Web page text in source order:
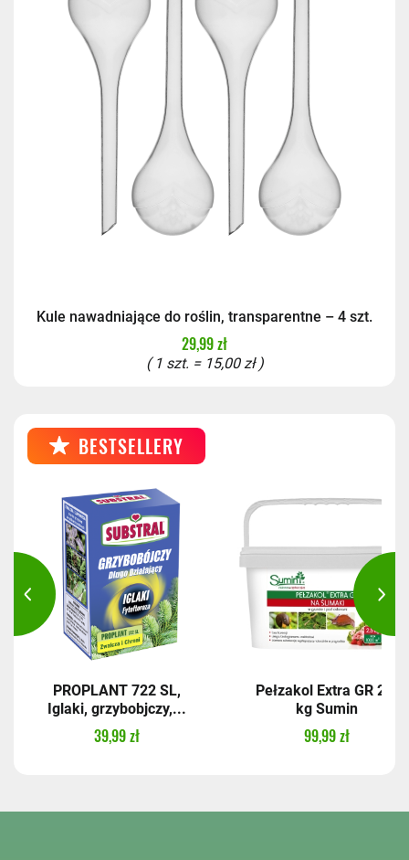
Kule nawadniające do roślin, transparentne – 4 szt.
29,99 zł
( 1 szt. = 15,00 zł )
BESTSELLERY
PROPLANT 722 SL,
Iglaki, grzybobjczy,...
39,99 zł
Pełzakol Extra GR 2,5
kg Sumin
99,99 zł